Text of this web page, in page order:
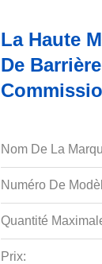
La Haute
De
Nom De La
Numéro De
Quantité
Prix: